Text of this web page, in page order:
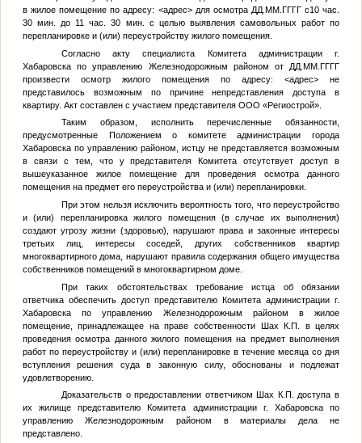
в жилое помещение по адресу: <адрес>для осмотра ДД.ММ.ГГГГс10 час.
30 мин. до 11 час. 30 мин. с целью выявления самовольных работ по
перепланировке и (или) переустройству жилого помещения.
Согласно акту специалиста Комитета администрации г.
Хабаровска по управлению Железнодорожным районом от ДД.ММ.ГГГГ
произвести осмотр жилого помещения по адресу:<адрес> не
представилось возможным по причине непредставления доступа в
квартиру. Акт составлен с участием представителя ООО «Региострой».
Таким образом, исполнить перечисленные обязанности,
предусмотренные Положением о комитете администрации города
Хабаровска по управлению районом, истцу не представляется возможным
в связи с тем, что у представителя Комитета отсутствует доступ в
вышеуказанное жилое помещение для проведения осмотра данного
помещения на предмет его переустройства и (или) перепланировки.
При этом нельзя исключить вероятность того, что переустройство
и (или) перепланировка жилого помещения (в случае их выполнения)
создают угрозу жизни (здоровью), нарушают права и законные интересы
третьих лиц, интересы соседей, других собственников квартир
многоквартирного дома, нарушают правила содержания общего имущества
собственников помещений в многоквартирном доме.
При таких обстоятельствах требование истца об обязании
ответчика обеспечить доступ представителю Комитета администрации г.
Хабаровска по управлению Железнодорожным районом в жилое
помещение, принадлежащее на праве собственности Шах К.П. в целях
проведения осмотра данного жилого помещения на предмет выполнения
работ по переустройству и (или) перепланировке в течение месяца со дня
вступления решения суда в законную силу, обоснованы и подлежат
удовлетворению.
Доказательств о предоставлении ответчиком Шах К.П. доступа в
их жилище представителю Комитета администрации г. Хабаровска по
управлению Железнодорожным районом в материалы дела не
представлено.